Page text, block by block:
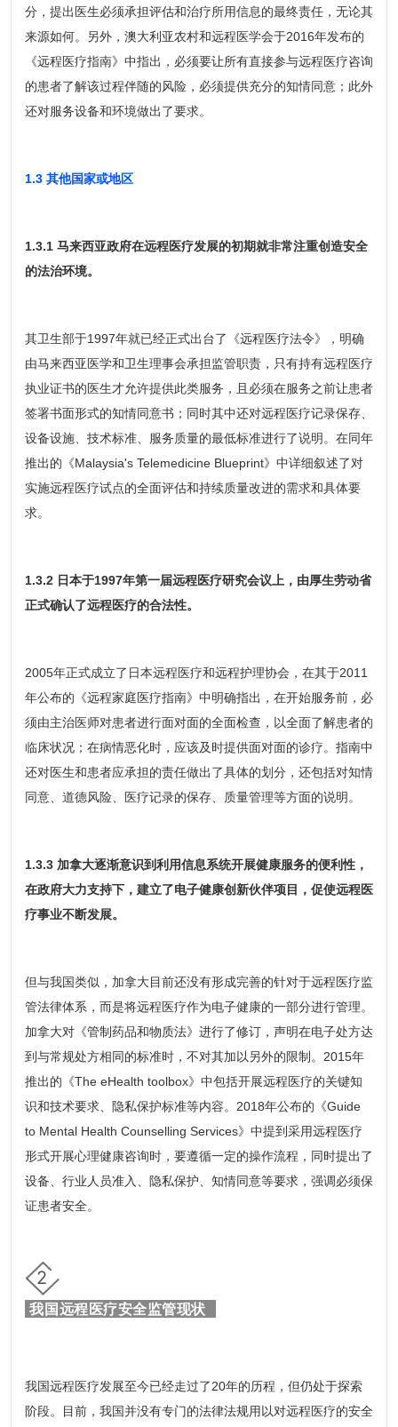
分，提出医生必须承担评估和治疗所用信息的最终责任，无论其
来源如何。另外，澳大利亚农村和远程医学会于2016年发布的
《远程医疗指南》中指出，必须要让所有直接参与远程医疗咨询
的患者了解该过程伴随的风险，必须提供充分的知情同意；此外
还对服务设备和环境做出了要求。
1.3 其他国家或地区
1.3.1 马来西亚政府在远程医疗发展的初期就非常注重创造安全
的法治环境。
其卫生部于1997年就已经正式出台了《远程医疗法令》，明确
由马来西亚医学和卫生理事会承担监管职责，只有持有远程医疗
执业证书的医生才允许提供此类服务，且必须在服务之前让患者
签署书面形式的知情同意书；同时其中还对远程医疗记录保存、
设备设施、技术标准、服务质量的最低标准进行了说明。在同年
推出的《Malaysia's Telemedicine Blueprint》中详细叙述了对
实施远程医疗试点的全面评估和持续质量改进的需求和具体要
求。
1.3.2 日本于1997年第一届远程医疗研究会议上，由厚生劳动省
正式确认了远程医疗的合法性。
2005年正式成立了日本远程医疗和远程护理协会，在其于2011
年公布的《远程家庭医疗指南》中明确指出，在开始服务前，必
须由主治医师对患者进行面对面的全面检查，以全面了解患者的
临床状况；在病情恶化时，应该及时提供面对面的诊疗。指南中
还对医生和患者应承担的责任做出了具体的划分，还包括对知情
同意、道德风险、医疗记录的保存、质量管理等方面的说明。
1.3.3 加拿大逐渐意识到利用信息系统开展健康服务的便利性，
在政府大力支持下，建立了电子健康创新伙伴项目，促使远程医
疗事业不断发展。
但与我国类似，加拿大目前还没有形成完善的针对于远程医疗监
管法律体系，而是将远程医疗作为电子健康的一部分进行管理。
加拿大对《管制药品和物质法》进行了修订，声明在电子处方达
到与常规处方相同的标准时，不对其加以另外的限制。2015年
推出的《The eHealth toolbox》中包括开展远程医疗的关键知
识和技术要求、隐私保护标准等内容。2018年公布的《Guide
to Mental Health Counselling Services》中提到采用远程医疗
形式开展心理健康咨询时，要遵循一定的操作流程，同时提出了
设备、行业人员准入、隐私保护、知情同意等要求，强调必须保
证患者安全。
2
我国远程医疗安全监管现状
我国远程医疗发展至今已经走过了20年的历程，但仍处于探索
阶段。目前，我国并没有专门的法律法规用以对远程医疗的安全